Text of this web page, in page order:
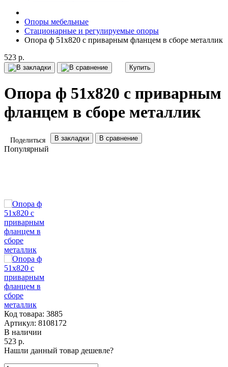
Опоры мебельные
Стационарные и регулируемые опоры
Опора ф 51х820 с приварным фланцем в сборе металлик
523 р.
Купить
Опора ф 51х820 с приварным
фланцем в сборе металлик
Поделиться В закладки В сравнение
Популярный
Код товара: 3885
Артикул: 8108172
В наличии
523 р.
Нашли данный товар дешевле?